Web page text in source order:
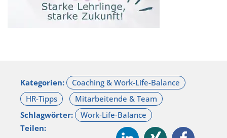
Kategorien:
Schlagwörter:
Teilen: